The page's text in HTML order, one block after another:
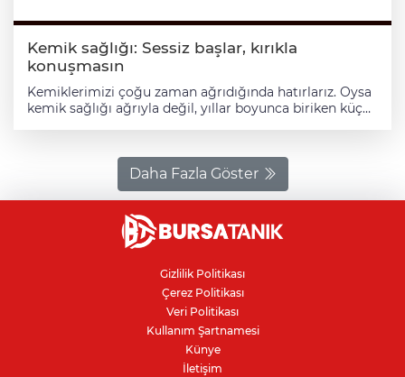
Kemik sağlığı: Sessiz başlar, kırıkla
konuşmasın
Kemiklerimizi çoğu zaman ağrıdığında hatırlarız. Oysa
kemik sağlığı ağrıyla değil, yıllar boyunca biriken küçük
Daha Fazla Göster
Gizlilik Politikası
Çerez Politikası
Veri Politikası
Kullanım Şartnamesi
Künye
İletişim